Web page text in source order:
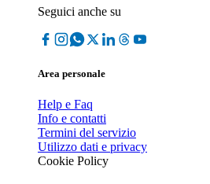
Seguici anche su
Area personale
Help e Faq
Info e contatti
Termini del servizio
Utilizzo dati e privacy
Cookie Policy